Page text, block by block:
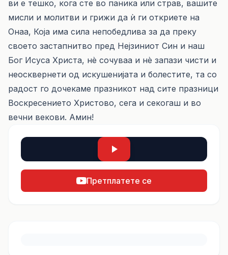
ви е тешко, кога сте во паника или страв, вашите
мисли и молитви и грижи да ѝ ги откриете на
Онаа, Која има сила непобедлива за да преку
своето застапнитво пред Нејзиниот Син и наш
Бог Исуса Христа, нѐ сочуваа и нѐ запази чисти и
неосквернети од искушенијата и болестите, та со
радост го дочекаме празникот над сите празници
Воскресението Христово, сега и секогаш и во
вечни векови. Амин!
Претплатете се